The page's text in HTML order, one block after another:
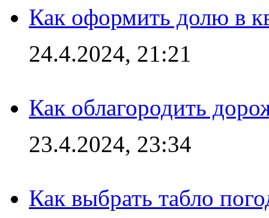
Как оформить долю в
24.4.2024, 21:21
Как облагородить
23.4.2024, 23:34
Как выбрать табло